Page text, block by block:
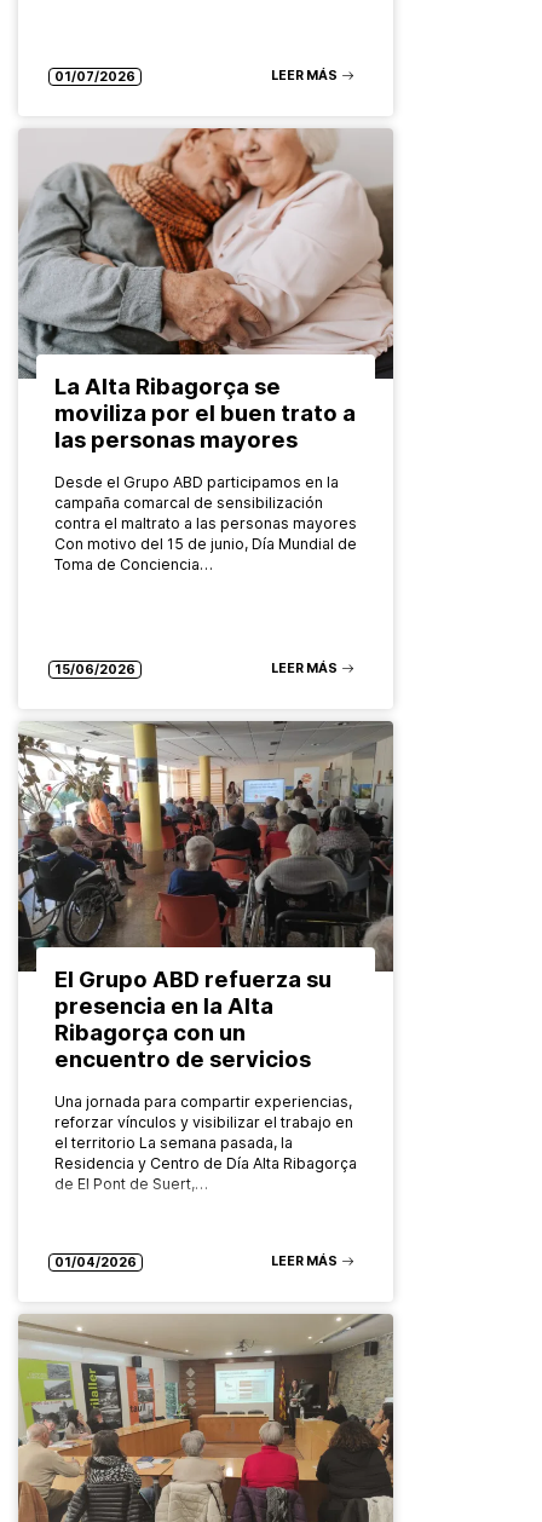
01/07/2026 LEER MÁS
La Alta Ribagorça se
moviliza por el buen trato a
las personas mayores
Desde el Grupo ABD participamos en la
campaña comarcal de sensibilización
contra el maltrato a las personas mayores
Con motivo del 15 de junio, Día Mundial de
Toma de Conciencia…
15/06/2026 LEER MÁS
El Grupo ABD refuerza su
presencia en la Alta
Ribagorça con un
encuentro de servicios
Una jornada para compartir experiencias,
reforzar vínculos y visibilizar el trabajo en
el territorio La semana pasada, la
Residencia y Centro de Día Alta Ribagorça
de El Pont de Suert,…
01/04/2026 LEER MÁS